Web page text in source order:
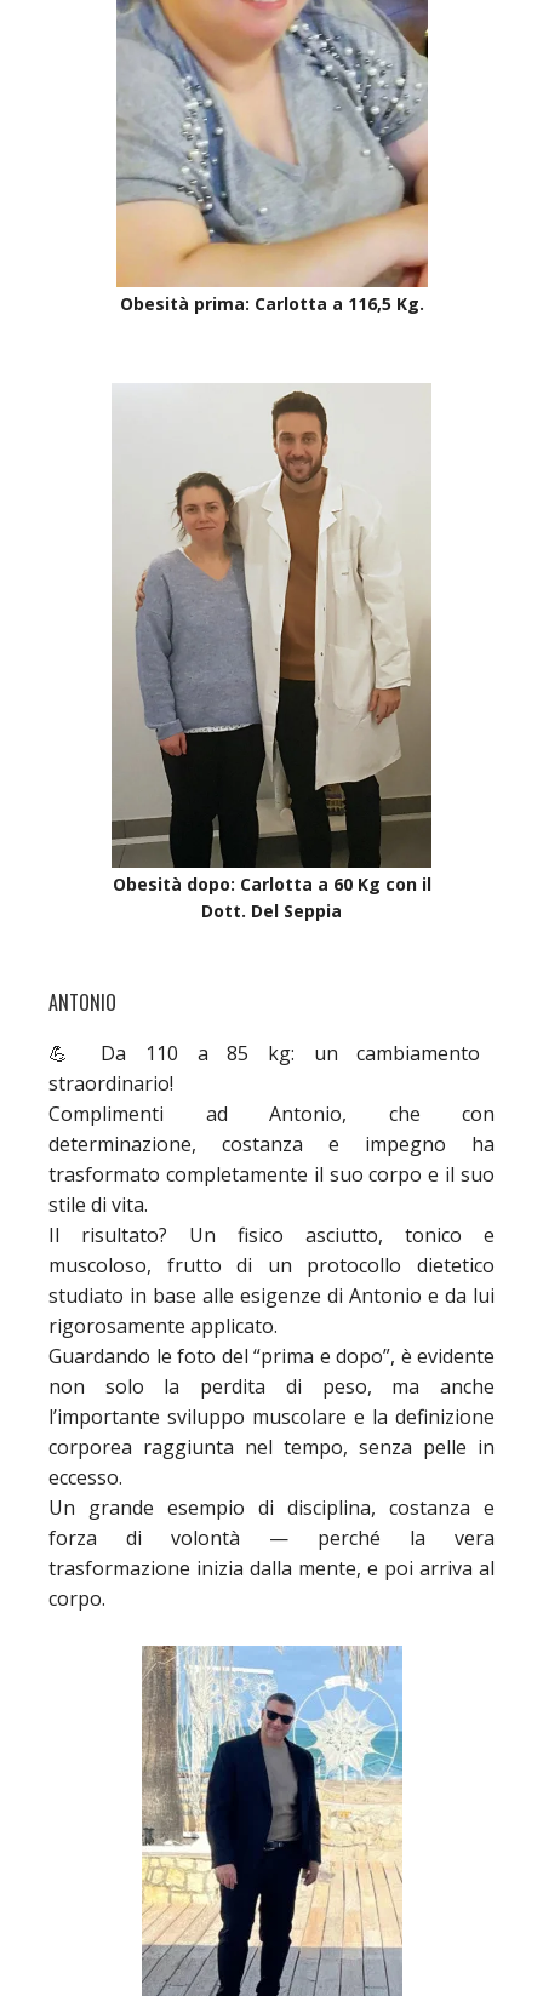
Obesità prima: Carlotta a 116,5 Kg.
Obesità dopo: Carlotta a 60 Kg con il
Dott. Del Seppia
ANTONIO
💪 Da 110 a 85 kg: un cambiamento
straordinario!
Complimenti ad Antonio, che con
determinazione, costanza e impegno ha
trasformato completamente il suo corpo e il suo
stile di vita.
Il risultato? Un fisico asciutto, tonico e
muscoloso, frutto di un protocollo dietetico
studiato in base alle esigenze di Antonio e da lui
rigorosamente applicato.
Guardando le foto del “prima e dopo”, è evidente
non solo la perdita di peso, ma anche
l’importante sviluppo muscolare e la definizione
corporea raggiunta nel tempo, senza pelle in
eccesso.
Un grande esempio di disciplina, costanza e
forza di volontà — perché la vera
trasformazione inizia dalla mente, e poi arriva al
corpo.